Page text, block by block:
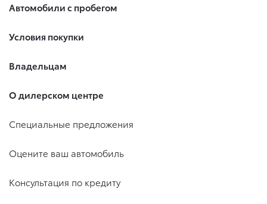
Автомобили с пробегом
Условия покупки
Владельцам
О дилерском центре
Специальные предложения
Оцените ваш автомобиль
Консультация по кредиту